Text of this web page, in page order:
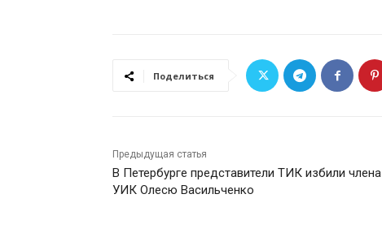
Поделиться
Предыдущая статья
В Петербурге представители ТИК избили члена
УИК Олесю Васильченко